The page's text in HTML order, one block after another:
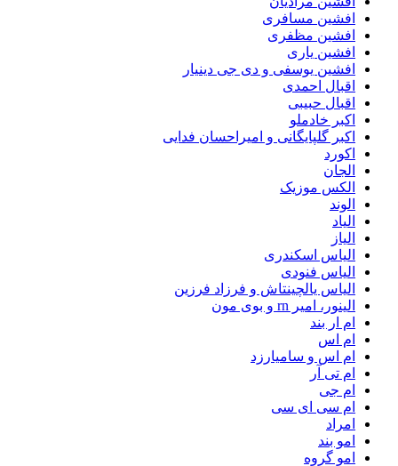
افشین مسافری
افشین مظفری
افشین یاری
افشین یوسفی و دی جی دینیار
اقبال احمدی
اقبال حبیبی
اکبر خادملو
اکبر گلپایگانی و امیراحسان فدایی
اکورد
الجان
الکس موزیک
الوند
الیاد
الیاز
الیاس اسکندری
الیاس فنودی
الیاس یالچینتاش و فرزاد فرزین
الینور، امیر rn و بوی مون
ام‌ ار بند
ام اس
ام اس و سامیارزد
ام تی آر
ام جی
ام سی ای سی
امراد
امو بند
امو گروه